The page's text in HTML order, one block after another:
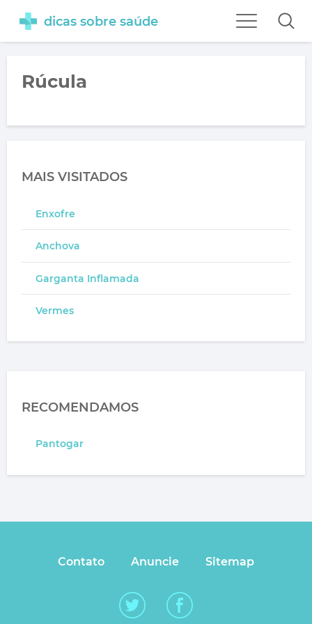
dicas sobre saúde
Rúcula
MAIS VISITADOS
Enxofre
Anchova
Garganta Inflamada
Vermes
RECOMENDAMOS
Pantogar
Contato Anuncie Sitemap